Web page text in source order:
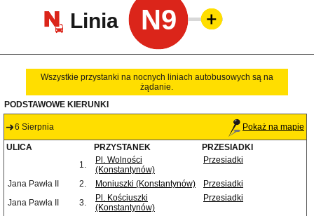
Linia N9
Wszystkie przystanki na nocnych liniach autobusowych są na
żądanie.
PODSTAWOWE KIERUNKI
6 Sierpnia Pokaż na mapie
ULICA PRZYSTANEK
PRZESIADKI
1.
Pl. Wolności
(Konstantynów)
Przesiadki
Jana Pawła II 2. Moniuszki (Konstantynów)
Przesiadki
Jana Pawła II
3.
Pl. Kościuszki
(Konstantynów)
Przesiadki